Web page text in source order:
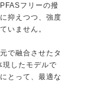
フリーの撥
抑えつつ、強度
いません。
で融合させたタ
したモデルで
とって、最適な